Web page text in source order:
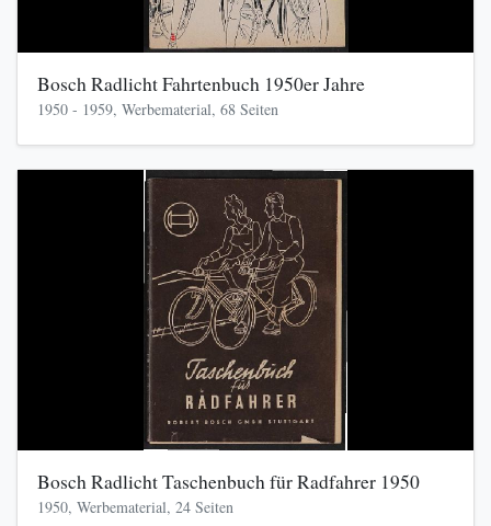
Bosch Radlicht Fahrtenbuch 1950er Jahre
1950 - 1959, Werbematerial, 68 Seiten
Bosch Radlicht Taschenbuch für Radfahrer 1950
1950, Werbematerial, 24 Seiten